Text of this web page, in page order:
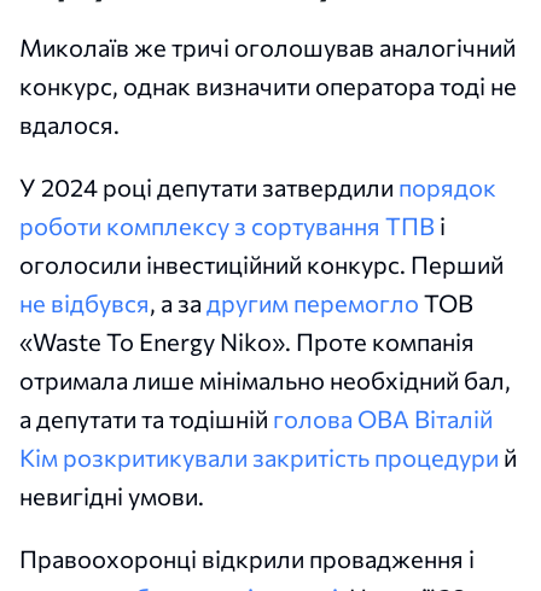
Миколаїв же тричі оголошував аналогічний
конкурс, однак визначити оператора тоді не
вдалося.
У 2024 році депутати затвердили порядок
роботи комплексу з сортування ТПВ і
оголосили інвестиційний конкурс. Перший
не відбувся, а за другим перемогло ТОВ
«Waste To Energy Niko». Проте компанія
отримала лише мінімально необхідний бал,
а депутати та тодішній голова ОВА Віталій
Кім розкритикували закритість процедури й
невигідні умови.
Правоохоронці відкрили провадження і